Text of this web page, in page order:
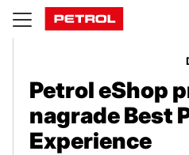
Novice
Petrol eShop
nagrade Best
Experience